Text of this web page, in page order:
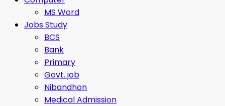
MS Word
Jobs Study
BCS
Bank
Primary
Govt. job
Nibandhon
Medical Admission